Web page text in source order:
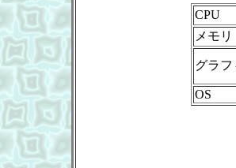
CPU
メモリ
グラフ
OS